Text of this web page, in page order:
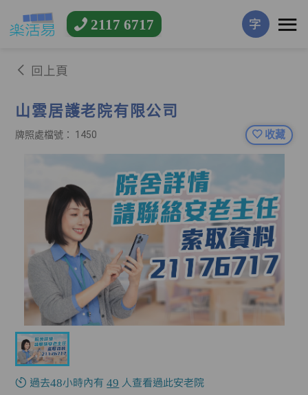
2117 6717 字
回上頁
山雲居護老院有限公司
牌照處檔號： 1450 收藏
過去48小時內有49 人查看過此安老院